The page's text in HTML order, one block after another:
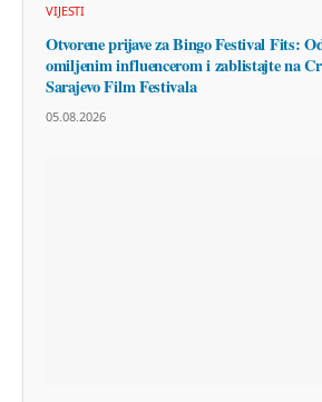
VIJESTI
Otvorene prijave za Bingo Festival Fits:
omiljenim influencerom i zablistajte na
Sarajevo Film Festivala
05.08.2026